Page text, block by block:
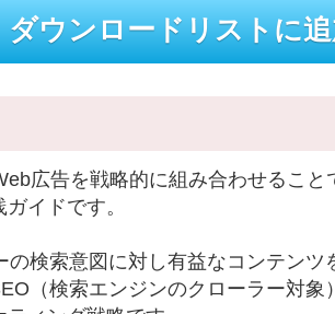
ダウンロードリストに
広告を戦略的に組み合わせるこ
イドです。
の検索意図に対し有益なコンテン
（検索エンジンのクローラー対